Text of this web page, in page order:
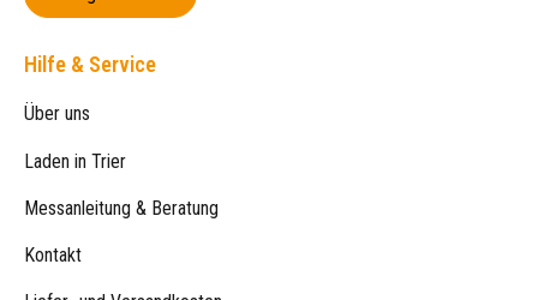
Hilfe & Service
Über uns
Laden in Trier
Messanleitung & Beratung
Kontakt